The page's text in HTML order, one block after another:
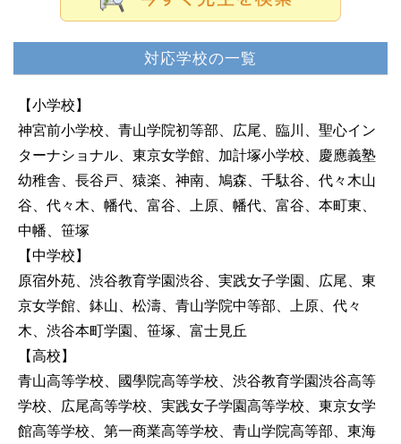
対応学校の一覧
【小学校】
神宮前小学校、青山学院初等部、広尾、臨川、聖心イン
ターナショナル、東京女学館、加計塚小学校、慶應義塾
幼稚舎、長谷戸、猿楽、神南、鳩森、千駄谷、代々木山
谷、代々木、幡代、富谷、上原、幡代、富谷、本町東、
中幡、笹塚
【中学校】
原宿外苑、渋谷教育学園渋谷、実践女子学園、広尾、東
京女学館、鉢山、松濤、青山学院中等部、上原、代々
木、渋谷本町学園、笹塚、富士見丘
【高校】
青山高等学校、國學院高等学校、渋谷教育学園渋谷高等
学校、広尾高等学校、実践女子学園高等学校、東京女学
館高等学校、第一商業高等学校、青山学院高等部、東海